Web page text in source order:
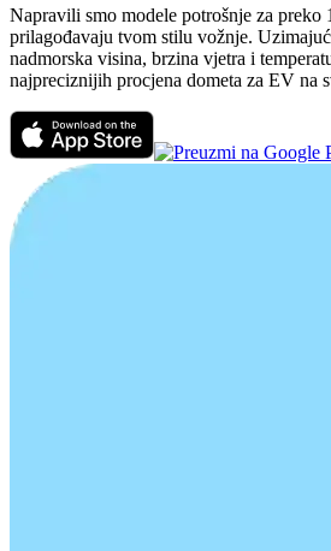
Napravili smo modele potrošnje za preko
prilagođavaju tvom stilu vožnje.
nadmorska visina, brzina vjetra i
najpreciznijih procjena dometa za EV na